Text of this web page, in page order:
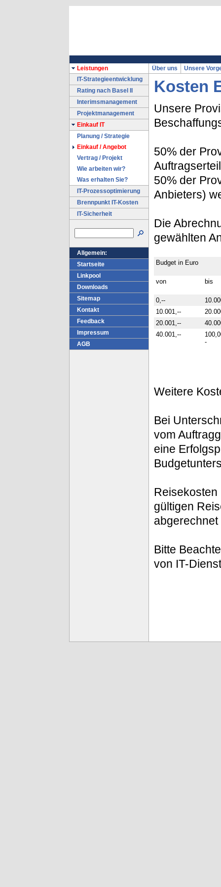
Leistungen Über uns
Unsere
IT-Strategieentwicklung
Rating nach Basel II
Interimsmanagement
Projektmanagement
Einkauf IT
Planung / Strategie
Einkauf / Angebot
Vertrag / Projekt
Wie arbeiten wir?
Was erhalten Sie?
IT-Prozessoptimierung
Brennpunkt IT-Kosten
IT-Sicherheit
Allgemein:
Startseite
Linkpool
Downloads
Sitemap
Kontakt
Feedback
Impressum
AGB
Kosten
Unsere
50% der
50% der
Anbieters)
Die
gewählten
Budget in Euro
von bis
0,--
10.001,--
20.001,--
40.001,--
-
Weitere
Bei
vom
eine
gültigen
abgerechnet
Bitte
von IT-